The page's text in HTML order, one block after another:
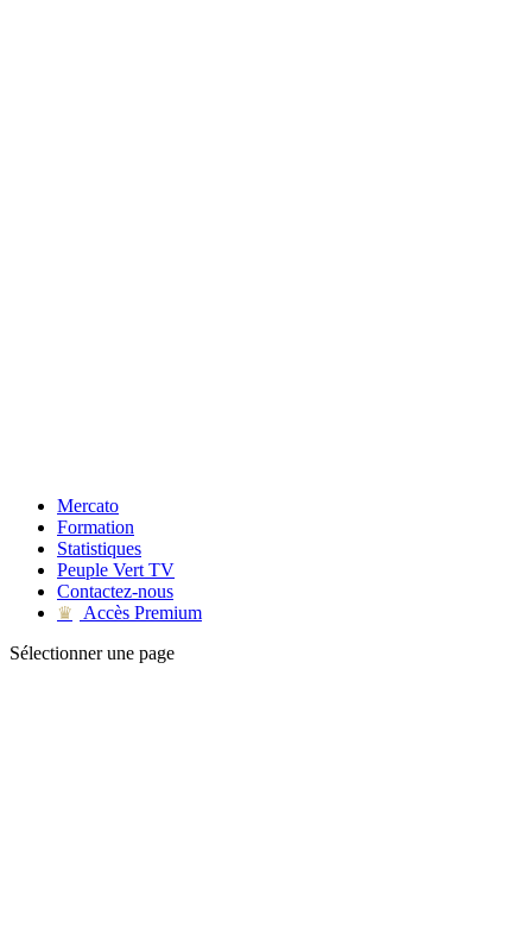
Mercato
Formation
Statistiques
Peuple Vert TV
Contactez-nous
♛
Accès Premium
Sélectionner une page